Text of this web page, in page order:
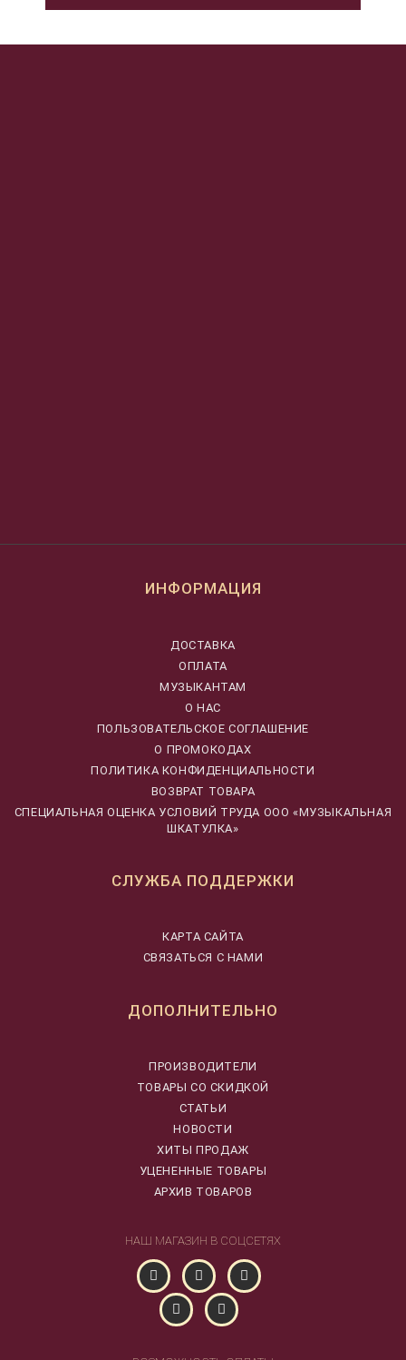
ИНФОРМАЦИЯ
ДОСТАВКА
ОПЛАТА
МУЗЫКАНТАМ
О НАС
ПОЛЬЗОВАТЕЛЬСКОЕ СОГЛАШЕНИЕ
О ПРОМОКОДАХ
ПОЛИТИКА КОНФИДЕНЦИАЛЬНОСТИ
ВОЗВРАТ ТОВАРА
CПЕЦИАЛЬНАЯ ОЦЕНКА УСЛОВИЙ ТРУДА ООО «МУЗЫКАЛЬНАЯ
ШКАТУЛКА»
СЛУЖБА ПОДДЕРЖКИ
КАРТА САЙТА
СВЯЗАТЬСЯ С НАМИ
ДОПОЛНИТЕЛЬНО
ПРОИЗВОДИТЕЛИ
ТОВАРЫ СО СКИДКОЙ
СТАТЬИ
НОВОСТИ
ХИТЫ ПРОДАЖ
УЦЕНЕННЫЕ ТОВАРЫ
АРХИВ ТОВАРОВ
НАШ МАГАЗИН В СОЦСЕТЯХ